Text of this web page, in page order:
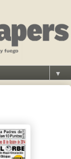
▼